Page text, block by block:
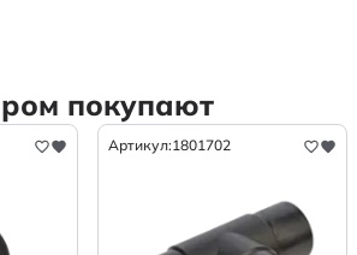
покупают
Артикул:1801702